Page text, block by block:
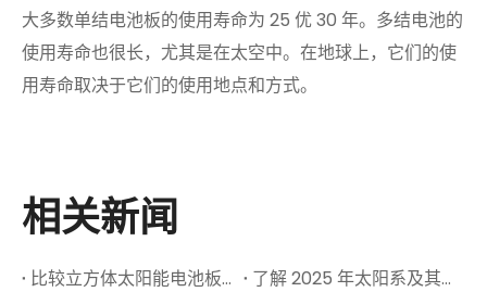
大多数单结电池板的使用寿命为 25 优 30 年。多结电池的
使用寿命也很长，尤其是在太空中。在地球上，它们的使
用寿命取决于它们的使用地点和方式。
相关新闻
比较立方体太阳能电池板：3个高端选秀权和功能
了解 2025 年太阳系及其关键部分